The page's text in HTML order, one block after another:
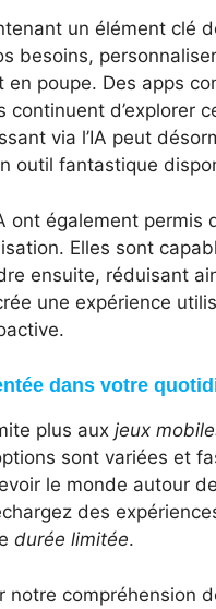
un élément clé
besoins,
en poupe. Des apps
d’explorer
via l’IA peut
outil fantastique
ont également permis
Elles sont
ensuite, réduisant
une expérience
dans votre
plus aux jeux
sont variées et
le monde autour
des
durée limitée.
notre compréhension